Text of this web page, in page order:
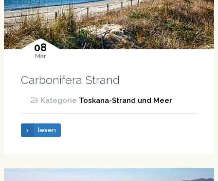
08
Mar
Carbonifera Strand
Kategorie Toskana-Strand und Meer
lesen